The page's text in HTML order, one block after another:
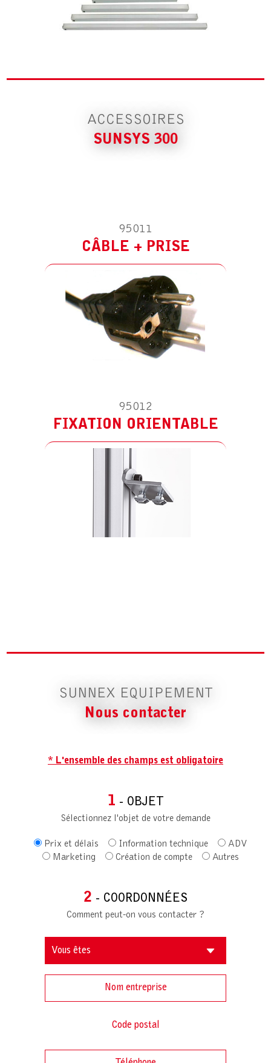
ACCESSOIRES
SUNSYS 300
95011
CÂBLE + PRISE
ACCESSOIRE POUR SUNSYS 300
95012
FIXATION ORIENTABLE
FIXATION ORIENTABLE
SUNNEX EQUIPEMENT
Nous contacter
* L'ensemble des champs est obligatoire
1 - OBJET
Sélectionnez l'objet de votre demande
Prix et délais Information technique
ADV
Marketing
Création de compte Autres
2 - COORDONNÉES
Comment peut-on vous contacter ?